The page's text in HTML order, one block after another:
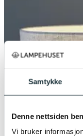
Samtykke
Denne nettsiden
Vi bruker